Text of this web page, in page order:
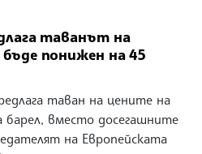
таванът на
понижен на 45
таван на цените на
барел, вместо досегашните
на Европейската